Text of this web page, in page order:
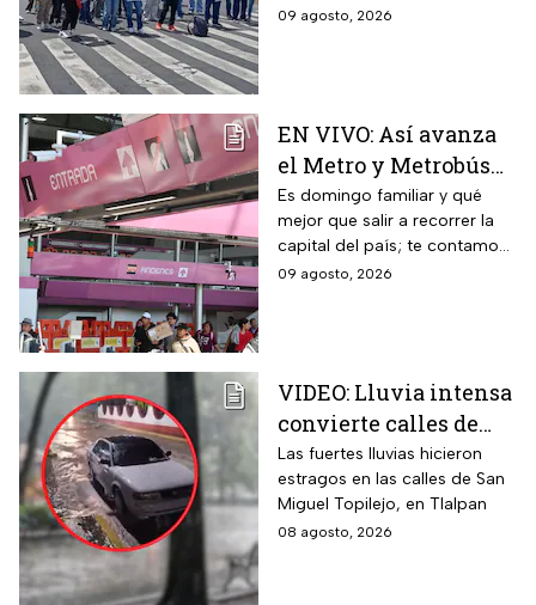
durante este domingo; sigue
09 agosto, 2026
EN VIVO: Así avanza
el Metro y Metrobús
CDMX hoy domingo 9
de agosto
Es domingo familiar y qué
mejor que salir a recorrer la
capital del país; te contamos
cómo van los principales
09 agosto, 2026
VIDEO: Lluvia intensa
convierte calles de
Tlalpan en ríos
Las fuertes lluvias hicieron
estragos en las calles de San
Miguel Topilejo, en Tlalpan
08 agosto, 2026